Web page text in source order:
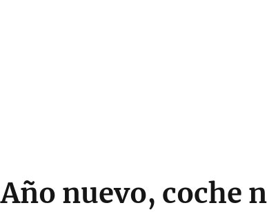
Año nuevo, coche